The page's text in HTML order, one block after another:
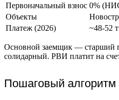
Первоначальный взнос 0%
Объекты
Платеж (2026)
~48-52
Основной заемщик — старший
солидарный. РВИ платит на
Пошаговый